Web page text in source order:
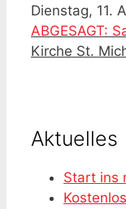
Dienstag, 11.
ABGESAGT:
Kirche St.
Aktuelles
Start ins